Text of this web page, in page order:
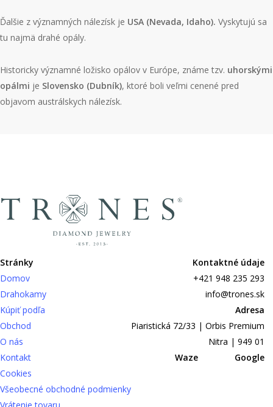
Ďalšie z významných nálezísk je USA (Nevada, Idaho). Vyskytujú sa
tu najmä drahé opály.
Historicky významné ložisko opálov v Európe, známe tzv. uhorskými
opálmi je Slovensko (Dubník), ktoré boli veľmi cenené pred
objavom austrálskych nálezísk.
Stránky
Domov
Drahokamy
Kúpiť podľa
Obchod
O nás
Kontakt
Cookies
Všeobecné obchodné podmienky
Kontaktné údaje
+421 948 235 293
info@trones.sk
Adresa
Piaristická 72/33 | Orbis Premium
Nitra | 949 01
Waze
Google